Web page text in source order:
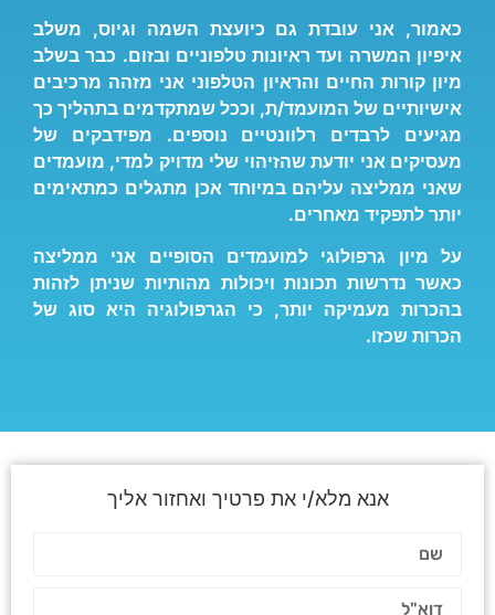
כאמור, אני עובדת גם כיועצת השמה וגיוס, משלב
איפיון המשרה ועד ראיונות טלפוניים ובזום. כבר בשלב
מיון קורות החיים והראיון הטלפוני אני מזהה מרכיבים
אישיותיים של המועמד/ת, וככל שמתקדמים בתהליך כך
מגיעים לרבדים רלוונטיים נוספים. מפידבקים של
מעסיקים אני יודעת שהזיהוי שלי מדויק למדי, מועמדים
שאני ממליצה עליהם במיוחד אכן מתגלים כמתאימים
יותר לתפקיד מאחרים.
על מיון גרפולוגי למועמדים הסופיים אני ממליצה
כאשר נדרשות תכונות ויכולות מהותיות שניתן לזהות
בהכרות מעמיקה יותר, כי הגרפולוגיה היא סוג של
הכרות שכזו.
אנא מלא/י את פרטיך ואחזור אליך